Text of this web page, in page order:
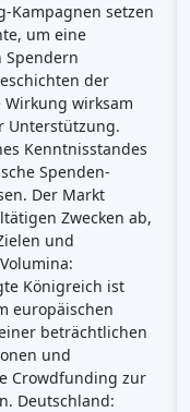
Kampagnen setzen
um eine
Spendern
der
wirksam
Unterstützung.
Kenntnisstandes
Spenden-
Der Markt
Zwecken ab,
und
Königreich ist
europäischen
beträchtlichen
und
Crowdfunding zur
Deutschland: